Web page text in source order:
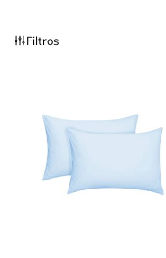
Filtros